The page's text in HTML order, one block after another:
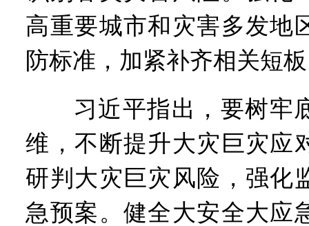
高重要城市和灾害多发地
防标准，加紧补齐相关短
习近平指出，要树牢
维，不断提升大灾巨灾应
研判大灾巨灾风险，强化
急预案。健全大安全大应